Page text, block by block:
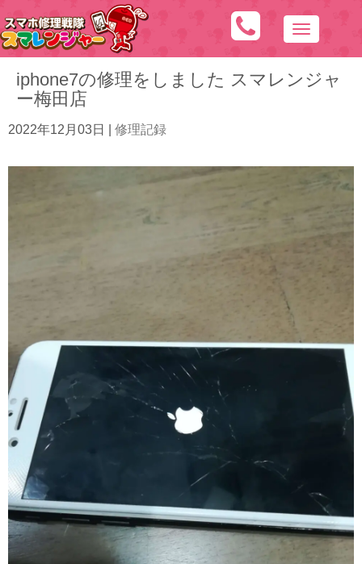
N
a
v
t
i
o
iphone7の修理をしました スマレンジャ
ー梅田店
2022年12月03日 修理記録